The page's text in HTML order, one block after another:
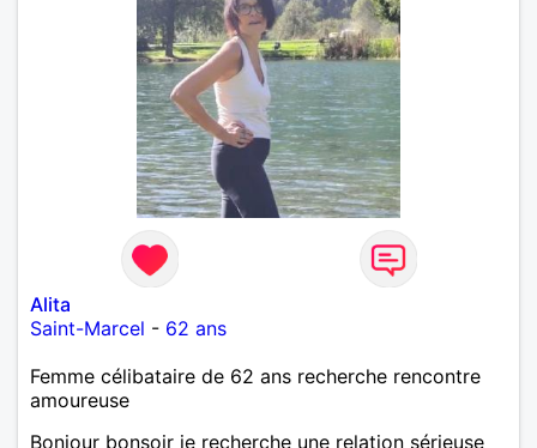
Alita
Saint-Marcel - 62 ans
Femme célibataire de 62 ans recherche rencontre
amoureuse
Bonjour bonsoir je recherche une relation sérieuse